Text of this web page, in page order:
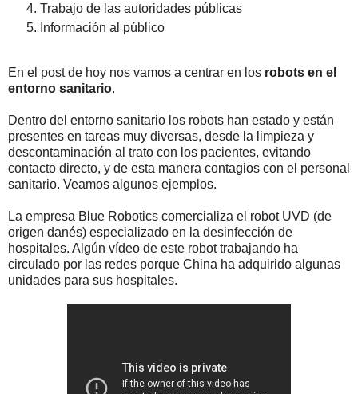
Trabajo de las autoridades públicas
Información al público
En el post de hoy nos vamos a centrar en los robots en el
entorno sanitario.
Dentro del entorno sanitario los robots han estado y están
presentes en tareas muy diversas, desde la limpieza y
descontaminación al trato con los pacientes, evitando
contacto directo, y de esta manera contagios con el personal
sanitario. Veamos algunos ejemplos.
La empresa Blue Robotics comercializa el robot UVD (de
origen danés) especializado en la desinfección de
hospitales. Algún vídeo de este robot trabajando ha
circulado por las redes porque China ha adquirido algunas
unidades para sus hospitales.